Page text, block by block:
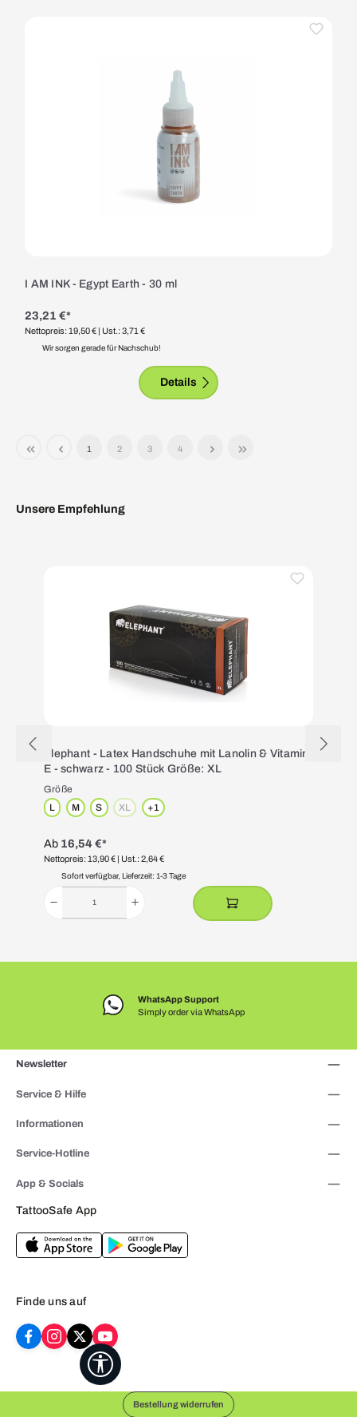
I AM INK - Egypt Earth - 30 ml
23,21 €*
Nettopreis: 19,50 € | Ust.: 3,71 €
Wir sorgen gerade für Nachschub!
Details
1 2 3 4
Unsere Empfehlung
Elephant - Latex Handschuhe mit Lanolin & Vitamin
E - schwarz - 100 Stück Größe: XL
Größe
L
M S XL(Diese Option ist zurzeit nicht verfügbar.)
+1
Ab 16,54 €*
Nettopreis: 13,90 € | Ust.: 2,64 €
Sofort verfügbar, Lieferzeit: 1-3 Tage
WhatsApp Support
Simply order via WhatsApp
Newsletter
App & Socials
TattooSafe App
Finde uns auf
Service & Hilfe
Informationen
Service-Hotline
Bestellung widerrufen
Werkzeugleiste anzeigen